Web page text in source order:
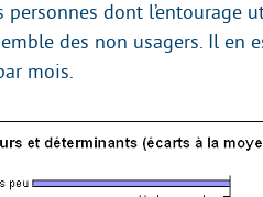
personnes dont l’entourage
des non usagers. Il en
mois.